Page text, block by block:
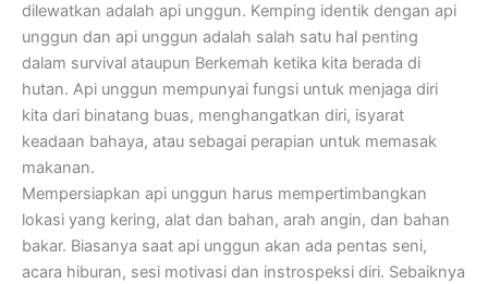
dilewatkan adalah api unggun. Kemping identik dengan api
unggun dan api unggun adalah salah satu hal penting
dalam survival ataupun Berkemah ketika kita berada di
hutan. Api unggun mempunyai fungsi untuk menjaga diri
kita dari binatang buas, menghangatkan diri, isyarat
keadaan bahaya, atau sebagai perapian untuk memasak
makanan.
Mempersiapkan api unggun harus mempertimbangkan
lokasi yang kering, alat dan bahan, arah angin, dan bahan
bakar. Biasanya saat api unggun akan ada pentas seni,
acara hiburan, sesi motivasi dan instrospeksi diri. Sebaiknya